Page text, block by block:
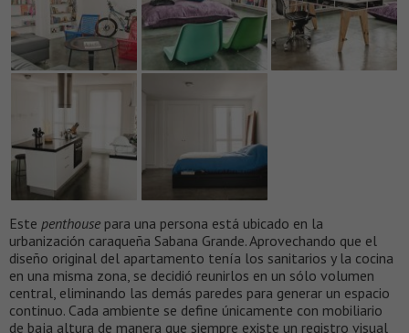
Este penthouse para una persona está ubicado en la
urbanización caraqueña Sabana Grande. Aprovechando que el
diseño original del apartamento tenía los sanitarios y la cocina
en una misma zona, se decidió reunirlos en un sólo volumen
central, eliminando las demás paredes para generar un espacio
continuo. Cada ambiente se define únicamente con mobiliario
de baja altura de manera que siempre existe un registro visual